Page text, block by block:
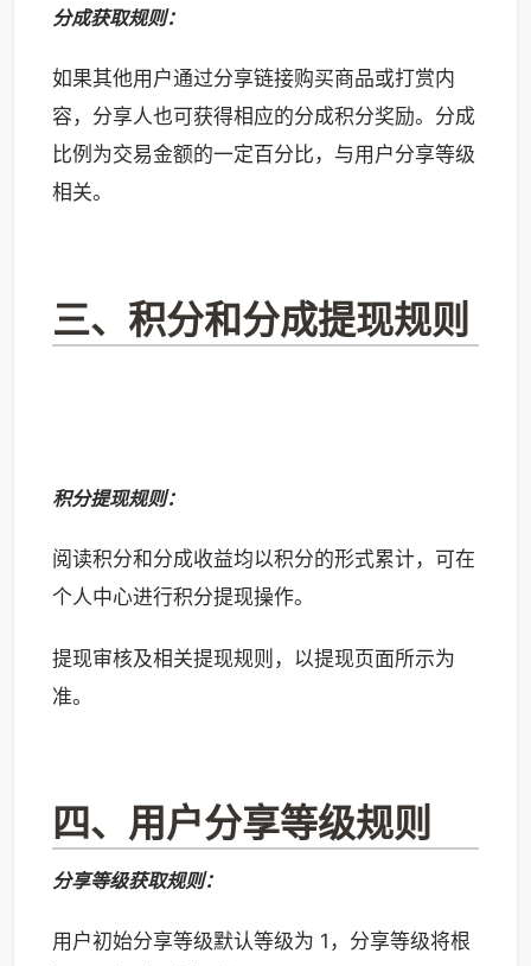
分成获取规则：
如果其他用户通过分享链接购买商品或打赏内
容，分享人也可获得相应的分成积分奖励。分成
比例为交易金额的一定百分比，与用户分享等级
相关。
三、积分和分成提现规则
积分提现规则：
阅读积分和分成收益均以积分的形式累计，可在
个人中心进行积分提现操作。
提现审核及相关提现规则，以提现页面所示为
准。
四、用户分享等级规则
分享等级获取规则：
用户初始分享等级默认等级为 1，分享等级将根